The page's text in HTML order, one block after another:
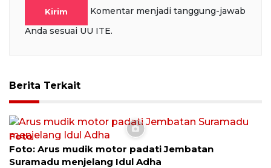
Kirim
Komentar menjadi tanggung-jawab
Anda sesuai UU ITE.
Berita Terkait
Foto
Foto: Arus mudik motor padati Jembatan
Suramadu menjelang Idul Adha